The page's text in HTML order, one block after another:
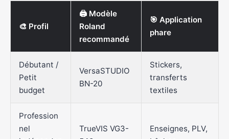
🎨 Profil
🖨️ Modèle
Roland
recommandé
🎯 Application
phare
Débutant /
Petit
budget
VersaSTUDIO
BN-20
Stickers,
transferts
textiles
Profession
nel
TrueVIS VG3-
Enseignes, PLV,